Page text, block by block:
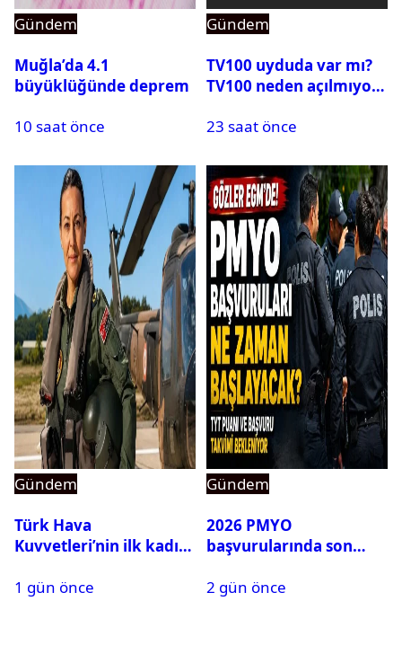
Gündem
Muğla’da 4.1
büyüklüğünde deprem
10 saat önce
Gündem
TV100 uyduda var mı?
TV100 neden açılmıyor?
23 saat önce
Gündem
Türk Hava
Kuvvetleri’nin ilk kadın
Karapınar hakkında
1 gün önce
Gündem
2026 PMYO
başvurularında son
2 gün önce